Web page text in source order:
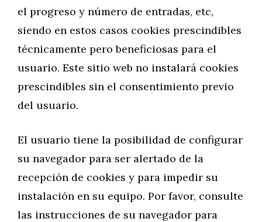
el progreso y número de entradas, etc,
siendo en estos casos cookies prescindibles
técnicamente pero beneficiosas para el
usuario. Este sitio web no instalará cookies
prescindibles sin el consentimiento previo
del usuario.
El usuario tiene la posibilidad de configurar
su navegador para ser alertado de la
recepción de cookies y para impedir su
instalación en su equipo. Por favor, consulte
las instrucciones de su navegador para